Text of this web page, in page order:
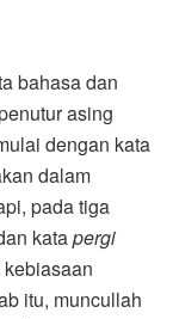
bahasa dan
asing
dengan kata
dalam
pada tiga
katapergi
itu, muncullah